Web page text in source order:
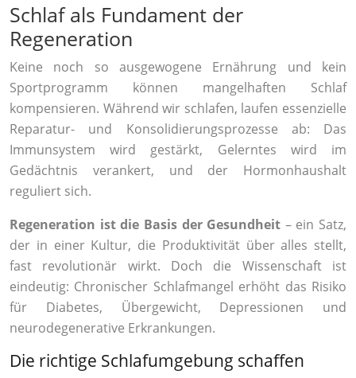
Schlaf als Fundament der
Regeneration
Keine noch so ausgewogene Ernährung und kein
Sportprogramm können mangelhaften Schlaf
kompensieren. Während wir schlafen, laufen essenzielle
Reparatur- und Konsolidierungsprozesse ab: Das
Immunsystem wird gestärkt, Gelerntes wird im
Gedächtnis verankert, und der Hormonhaushalt
reguliert sich.
Regeneration ist die Basis der Gesundheit – ein Satz,
der in einer Kultur, die Produktivität über alles stellt,
fast revolutionär wirkt. Doch die Wissenschaft ist
eindeutig: Chronischer Schlafmangel erhöht das Risiko
für Diabetes, Übergewicht, Depressionen und
neurodegenerative Erkrankungen.
Die richtige Schlafumgebung schaffen